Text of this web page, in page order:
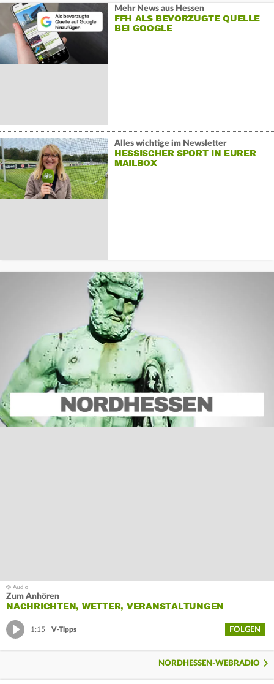
Mehr News aus Hessen
FFH ALS BEVORZUGTE QUELLE
BEI GOOGLE
Alles wichtige im Newsletter
HESSISCHER SPORT IN EURER
MAILBOX
Zum Anhören
NACHRICHTEN, WETTER, VERANSTALTUNGEN
1:15 V-Tipps FOLGEN
NORDHESSEN-WEBRADIO